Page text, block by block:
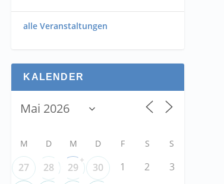
alle Veranstaltungen
KALENDER
M D M D F S S
27 28 29
+
30 1 2
3